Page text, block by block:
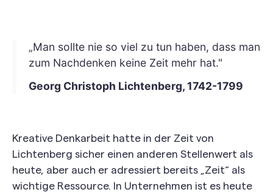
„Man sollte nie so viel zu tun haben, dass man
zum Nachdenken keine Zeit mehr hat."
Georg Christoph Lichtenberg, 1742-1799
Kreative Denkarbeit hatte in der Zeit von
Lichtenberg sicher einen anderen Stellenwert als
heute, aber auch er adressiert bereits „Zeit“ als
wichtige Ressource. In Unternehmen ist es heute